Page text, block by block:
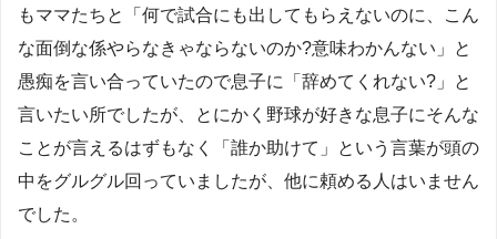
もママたちと「何で試合にも出してもらえないのに、こん
な面倒な係やらなきゃならないのか?意味わかんない」と
愚痴を言い合っていたので息子に「辞めてくれない?」と
言いたい所でしたが、とにかく野球が好きな息子にそんな
ことが言えるはずもなく「誰か助けて」という言葉が頭の
中をグルグル回っていましたが、他に頼める人はいません
でした。